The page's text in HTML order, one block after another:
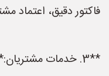
فاکتور دقیق، اعتماد
**3. خدمات مشتریان:**